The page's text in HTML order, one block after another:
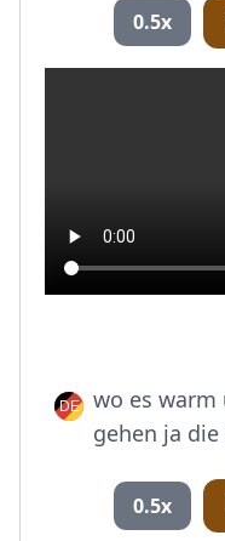
0.5x
wo es
gehen ja
0.5x